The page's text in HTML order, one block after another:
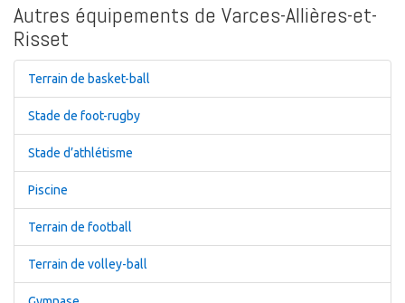
Autres équipements de Varces-Allières-et-
Risset
Terrain de basket-ball
Stade de foot-rugby
Stade d’athlétisme
Piscine
Terrain de football
Terrain de volley-ball